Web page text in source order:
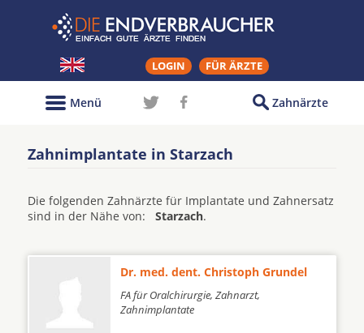
LOGIN FÜR ÄRZTE
Zahnärzte
Menü
Zahnimplantate in Starzach
Die folgenden Zahnärzte für Implantate und Zahnersatz
sind in der Nähe von: Starzach.
Dr. med. dent. Christoph Grundel
FA für Oralchirurgie, Zahnarzt,
Zahnimplantate